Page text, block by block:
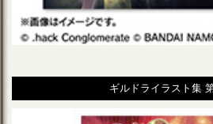
ギルドライラスト集